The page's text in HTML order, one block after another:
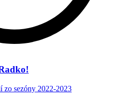
zo sezóny 2022-2023